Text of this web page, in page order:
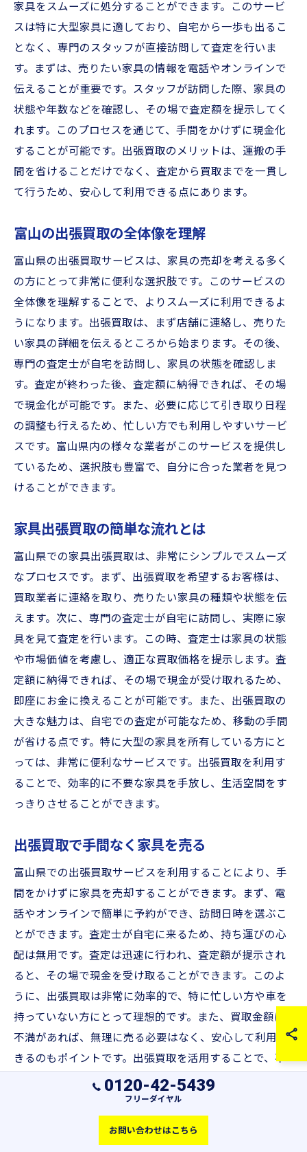
家具をスムーズに処分することができます。このサービ
スは特に大型家具に適しており、自宅から一歩も出るこ
となく、専門のスタッフが直接訪問して査定を行いま
す。まずは、売りたい家具の情報を電話やオンラインで
伝えることが重要です。スタッフが訪問した際、家具の
状態や年数などを確認し、その場で査定額を提示してく
れます。このプロセスを通じて、手間をかけずに現金化
することが可能です。出張買取のメリットは、運搬の手
間を省けることだけでなく、査定から買取までを一貫し
て行うため、安心して利用できる点にあります。
富山の出張買取の全体像を理解
富山県の出張買取サービスは、家具の売却を考える多く
の方にとって非常に便利な選択肢です。このサービスの
全体像を理解することで、よりスムーズに利用できるよ
うになります。出張買取は、まず店舗に連絡し、売りた
い家具の詳細を伝えるところから始まります。その後、
専門の査定士が自宅を訪問し、家具の状態を確認しま
す。査定が終わった後、査定額に納得できれば、その場
で現金化が可能です。また、必要に応じて引き取り日程
の調整も行えるため、忙しい方でも利用しやすいサービ
スです。富山県内の様々な業者がこのサービスを提供し
ているため、選択肢も豊富で、自分に合った業者を見つ
けることができます。
家具出張買取の簡単な流れとは
富山県での家具出張買取は、非常にシンプルでスムーズ
なプロセスです。まず、出張買取を希望するお客様は、
買取業者に連絡を取り、売りたい家具の種類や状態を伝
えます。次に、専門の査定士が自宅に訪問し、実際に家
具を見て査定を行います。この時、査定士は家具の状態
や市場価値を考慮し、適正な買取価格を提示します。査
定額に納得できれば、その場で現金が受け取れるため、
即座にお金に換えることが可能です。また、出張買取の
大きな魅力は、自宅での査定が可能なため、移動の手間
が省ける点です。特に大型の家具を所有している方にと
っては、非常に便利なサービスです。出張買取を利用す
ることで、効率的に不要な家具を手放し、生活空間をす
っきりさせることができます。
出張買取で手間なく家具を売る
富山県での出張買取サービスを利用することにより、手
間をかけずに家具を売却することができます。まず、電
話やオンラインで簡単に予約ができ、訪問日時を選ぶこ
とができます。査定士が自宅に来るため、持ち運びの心
配は無用です。査定は迅速に行われ、査定額が提示され
ると、その場で現金を受け取ることができます。このよ
うに、出張買取は非常に効率的で、特に忙しい方や車を
持っていない方にとって理想的です。また、買取金額に
不満があれば、無理に売る必要はなく、安心して利用で
きるのもポイントです。出張買取を活用することで、不
要な家具を手軽に処分し、新しい生活をスタートさせる
一歩を踏み出しましょう。
0120-42-5439
フリーダイヤル
お問い合わせはこちら